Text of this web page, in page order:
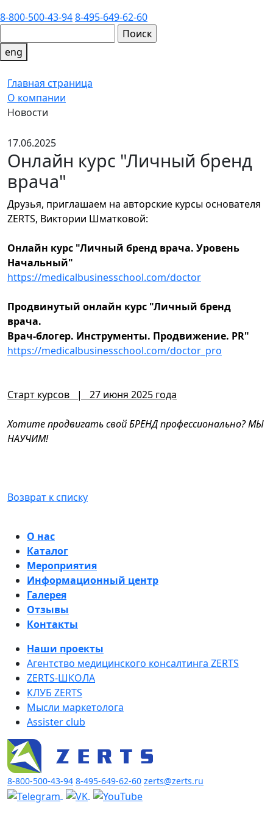
8-800-500-43-948-495-649-62-60
eng
Главная страница
О компании
Новости
17.06.2025
Онлайн курс "Личный бренд
врача"
Друзья, приглашаем на авторские курсы основателя
ZERTS, Виктории Шматковой:
Онлайн курс "Личный бренд врача. Уровень
Начальный"
https://medicalbusinesschool.com/doctor
Продвинутый онлайн курс "Личный бренд
врача.
Врач-блогер. Инструменты. Продвижение. PR"
https://medicalbusinesschool.com/doctor_pro
Старт курсов⠀|⠀27 июня 2025 года
Хотите продвигать свой БРЕНД профессионально? МЫ
НАУЧИМ!
Возврат к списку
О нас
Каталог
Мероприятия
Информационный центр
Галерея
Отзывы
Контакты
Наши проекты
Агентство медицинского консалтинга ZERTS
ZERTS-ШКОЛА
КЛУБ ZERTS
Мысли маркетолога
Assister club
8-800-500-43-94 8-495-649-62-60 zerts@zerts.ru